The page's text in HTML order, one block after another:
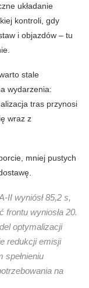
układanie
kontroli, gdy
i objazdów – tu
stale
wydarzenia:
tras przynosi
wraz z
mniej pustych
II wyniósł 85,2 s,
frontu wyniosła 20.
optymalizacji
redukcji emisji
spełnieniu
na